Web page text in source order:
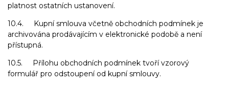
platnost ostatních ustanovení.
10.4. Kupní smlouva včetně obchodních podmínek je
archivována prodávajícím v elektronické podobě a není
přístupná.
10.5. Přílohu obchodních podmínek tvoří vzorový
formulář pro odstoupení od kupní smlouvy.